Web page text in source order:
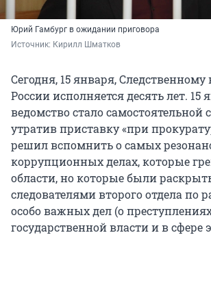
Юрий Гамбург в ожидании приговора
Источник: Кирилл Шматков
Сегодня, 15 января, Следственному
России исполняется десять лет. 15
ведомство стало самостоятельной
утратив приставку «при
решил вспомнить о самых
коррупционных делах, которые
области, но которые были
следователями второго отдела по
особо важных дел (о
государственной власти и в сфере